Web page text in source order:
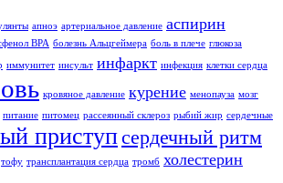
апноэ артериальное давление аспирин
BPA болезнь Альцгеймера боль в плече глюкоза
иммунитет инсульт инфаркт инфекция клетки сердца
кровяное давление курение менопауза мозг
питание питомец рассеянный склероз рыбий жир сердечные
приступсердечный ритм
тофу трансплантация сердца тромб холестерин